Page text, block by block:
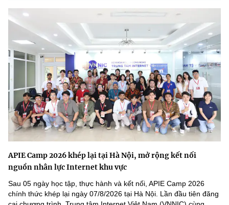
APIE Camp 2026 khép lại tại Hà Nội, mở rộng kết nối
nguồn nhân lực Internet khu vực
Sau 05 ngày học tập, thực hành và kết nối, APIE Camp 2026
chính thức khép lại ngày 07/8/2026 tại Hà Nội. Lần đầu tiên đăng